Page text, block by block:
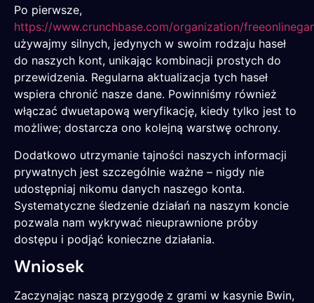
Po pierwsze,
https://www.crunchbase.com/organization/
używajmy silnych, jedynych w swoim rodzaju haseł
do naszych kont, unikając kombinacji prostych do
przewidzenia. Regularna aktualizacja tych haseł
wspiera chronić nasze dane. Powinniśmy również
włączać dwuetapową weryfikację, kiedy tylko jest to
możliwe; dostarcza ono kolejną warstwę ochrony.
Dodatkowo utrzymanie tajności naszych informacji
prywatnych jest szczególnie ważne – nigdy nie
udostępniaj nikomu danych naszego konta.
Systematyczne śledzenie działań na naszym koncie
pozwala nam wykrywać nieuprawnione próby
dostępu i podjąć konieczne działania.
Wniosek
Zaczynając naszą przygodę z grami w kasynie Bwin,